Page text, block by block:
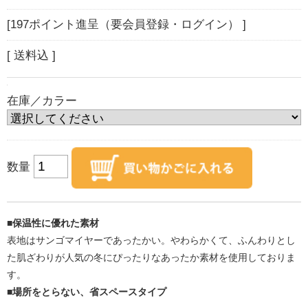
[197ポイント進呈（要会員登録・ログイン） ]
[ 送料込 ]
在庫／カラー
数量
■保温性に優れた素材
表地はサンゴマイヤーであったかい。やわらかくて、ふんわりとし
た肌ざわりが人気の冬にぴったりなあったか素材を使用しておりま
す。
■場所をとらない、省スペースタイプ